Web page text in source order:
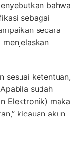
bahwa
sebagai
secara
sesuai ketentuan,
sudah
Elektronik) maka
kicauan akun